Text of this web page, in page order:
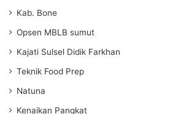
Kab. Bone
Opsen MBLB sumut
Kajati Sulsel Didik Farkhan
Teknik Food Prep
Natuna
Kenaikan Pangkat